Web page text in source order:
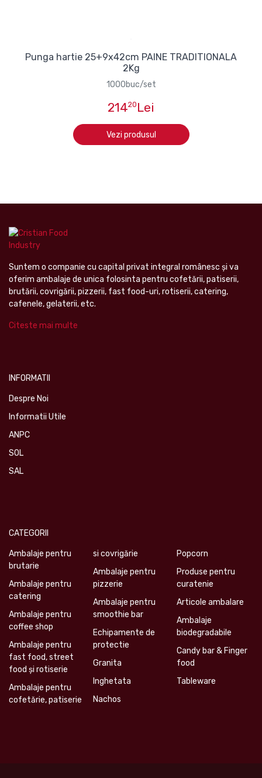
Punga hartie 25+9x42cm PAINE TRADITIONALA
2Kg
1000buc/set
21420 Lei
Vezi produsul
Suntem o companie cu capital privat integral românesc şi va
oferim ambalaje de unica folosinta pentru cofetării, patiserii,
brutării, covrigării, pizzerii, fast food-uri, rotiserii, catering,
cafenele, gelaterii, etc.
Citeste mai multe
INFORMATII
Despre Noi
Informatii Utile
ANPC
SOL
SAL
CATEGORII
Ambalaje pentru
brutarie
Ambalaje pentru
catering
Ambalaje pentru
coffee shop
Ambalaje pentru
fast food, street
food și rotiserie
Ambalaje pentru
cofetărie, patiserie
si covrigărie
Ambalaje pentru
pizzerie
Ambalaje pentru
smoothie bar
Echipamente de
protectie
Granita
Inghetata
Nachos
Popcorn
Produse pentru
curatenie
Articole ambalare
Ambalaje
biodegradabile
Candy bar & Finger
food
Tableware